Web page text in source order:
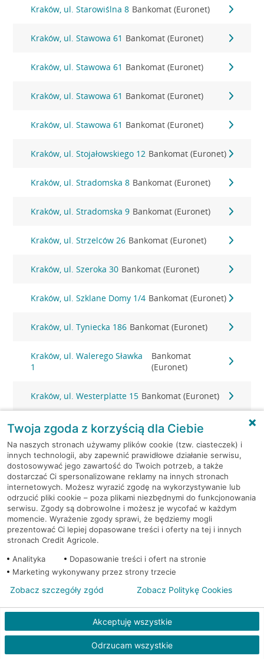
Kraków, ul. Starowiślna 8 Bankomat (Euronet)
Kraków, ul. Stawowa 61 Bankomat (Euronet)
Kraków, ul. Stawowa 61 Bankomat (Euronet)
Kraków, ul. Stawowa 61 Bankomat (Euronet)
Kraków, ul. Stawowa 61 Bankomat (Euronet)
Kraków, ul. Stojałowskiego 12 Bankomat (Euronet)
Kraków, ul. Stradomska 8 Bankomat (Euronet)
Kraków, ul. Stradomska 9 Bankomat (Euronet)
Kraków, ul. Strzelców 26 Bankomat (Euronet)
Kraków, ul. Szeroka 30 Bankomat (Euronet)
Kraków, ul. Szklane Domy 1/4 Bankomat (Euronet)
Kraków, ul. Tyniecka 186 Bankomat (Euronet)
Kraków, ul. Walerego Sławka
1
Bankomat
(Euronet)
Kraków, ul. Westerplatte 15 Bankomat (Euronet)
Kraków, ul. Wielicka 259 Bankomat (Euronet)
Kraków, ul. Wielicka 259 Bankomat (Euronet)
Kraków, ul. Wielicka 72 Bankomat (Euronet)
Kraków, ul. Wielicka 72 Bankomat (Euronet)
Kraków, ul. Wielicka 72
Kraków, ul. Wielicka 79 Bankomat (Euronet)
Kraków, ul. Wiślna 6 Bankomat (Euronet)
Kraków, ul. Włoska 2 Bankomat (Euronet)
Kraków, ul. Wrocławska 43A Bankomat (Euronet)
Twoja zgoda z korzyścią dla Ciebie
Na naszych stronach używamy plików cookie (tzw. ciasteczek) i
innych technologii, aby zapewnić prawidłowe działanie serwisu,
dostosowywać jego zawartość do Twoich potrzeb, a także
dostarczać Ci spersonalizowane reklamy na innych stronach
internetowych. Możesz wyrazić zgodę na wykorzystywanie lub
odrzucić pliki cookie – poza plikami niezbędnymi do funkcjonowania
serwisu. Zgody są dobrowolne i możesz je wycofać w każdym
momencie. Wyrażenie zgody sprawi, że będziemy mogli
prezentować Ci lepiej dopasowane treści i oferty na tej i innych
stronach Credit Agricole.
Analityka
Dopasowanie treści i ofert na stronie
Marketing wykonywany przez strony trzecie
Akceptuję wszystkie
Odrzucam wszystkie
Zobacz szczegóły zgód Zobacz Politykę Cookies